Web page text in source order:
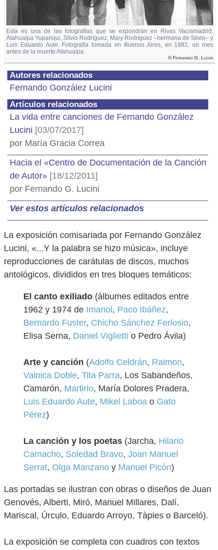
Esta es una de las fotografías que se expondrán en Rivas Vaciamadrid.
Atahualpa Yupanqui, Silvio Rodríguez, Mary Rodríguez –hermana de Silvio– y
Luis Eduardo Aute. Fotografía tomada en Buenos Aires, en 1992, un mes
antes de la muerte Atahualpa.
© Fernando G. Lucini
Autores relacionados
Fernando González Lucini
Artículos relacionados
La vida entre canciones de Fernando González
Lucini [03/07/2017]
por María Gracia Correa
Hacia el «Centro de Documentación de la Canción
de Autor» [18/12/2011]
por Fernando G. Lucini
Ver estos artículos relacionados
La exposición comisariada por Fernando González
Lucini, «...Y la palabra se hizo música», incluye
reproducciones de carátulas de discos, muchos
antológicos, divididos en tres bloques temáticos:
El canto exiliado (álbumes editados entre
1962 y 1974 de Imanol , Paco Ibáñez,
Bernardo Fuster, Chicho Sánchez Ferlosio,
Elisa Serna, Daniel Viglietti o Pedro Ávila)
Arte y canción (Adolfo Celdrán, Raimon,
Vainica Doble, Tita Parra, Los Sabandeños,
Camarón, Martirio, María Dolores Pradera,
Luis Eduardo Aute, Mikel Laboa o Gato
Pérez)
La canción y los poetas (Jarcha, Hilario
Camacho, Soledad Bravo, Joan Manuel
Serrat, Olga Manzano y Manuel Picón)
Las portadas se ilustran con obras o diseños de Juan
Genovés, Alberti, Miró, Manuel Millares, Dalí,
Mariscal, Úrculo, Eduardo Arroyo, Tàpies o Barceló).
La exposición se completa con cuadros con textos